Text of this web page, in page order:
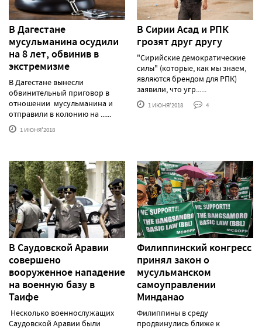
В Дагестане
мусульманина осудили
на 8 лет, обвинив в
экстремизме
В Дагестане вынесли
обвинительный приговор в
отношении мусульманина и
отправили в колонию на ......
1 ИЮНЯ'2018
В Сирии Асад и РПК
грозят друг другу
"Сирийские демократические
силы" (которые, как мы знаем,
являются брендом для РПК)
заявили, что угр......
1 ИЮНЯ'2018 4
В Саудовской Аравии
совершено
вооруженное нападение
на военную базу в
Таифе
Несколько военнослужащих
Саудовской Аравии были
Филиппинский конгресс
принял закон о
мусульманском
самоуправлении
Минданао
Филиппины в среду
продвинулись ближе к